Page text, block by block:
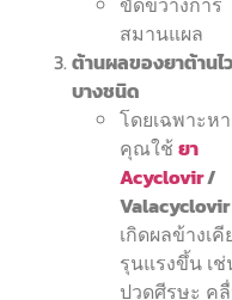
สมานแผล
ต้านผลของยาต้านไ
บางชนิด
โดยเฉพาะห
คุณใช้ ยา
Acyclovir/
Valacyclovir
เกิดผลข้างเคี
รุนแรงขึ้น เ
ปวดศีรษะ ค